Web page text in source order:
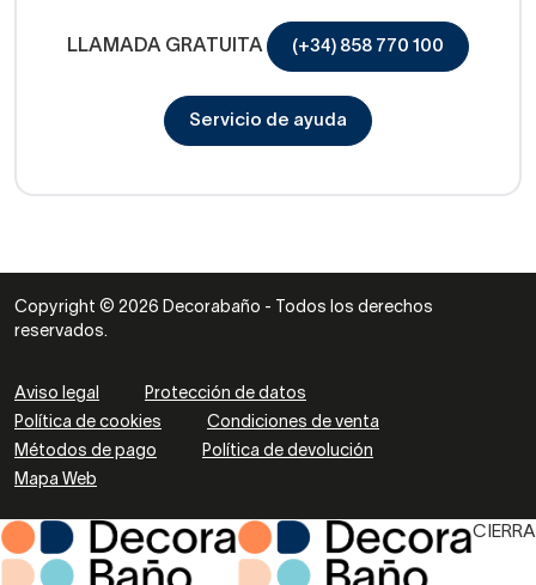
LLAMADA GRATUITA (+34) 858 770 100
Servicio de ayuda
Copyright © 2026 Decorabaño - Todos los derechos
reservados.
Aviso legal
Protección de datos
Política de cookies
Condiciones de venta
Métodos de pago
Política de devolución
Mapa Web
CIERRA